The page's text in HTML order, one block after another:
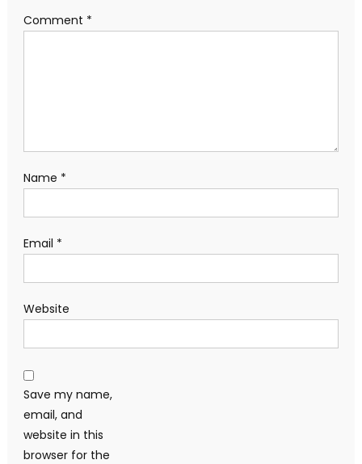
Comment *
Name *
Email *
Website
Save my name,
email, and
website in this
browser for the